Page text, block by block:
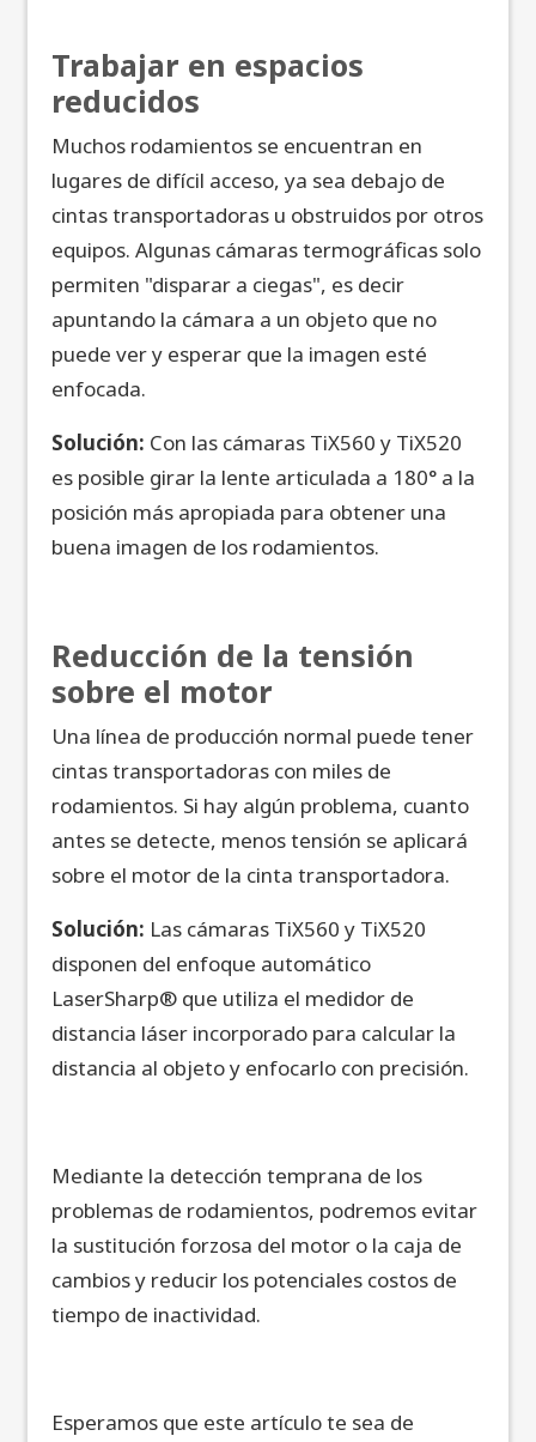
Trabajar en espacios
reducidos
Muchos rodamientos se encuentran en
lugares de difícil acceso, ya sea debajo de
cintas transportadoras u obstruidos por otros
equipos. Algunas cámaras termográficas solo
permiten "disparar a ciegas", es decir
apuntando la cámara a un objeto que no
puede ver y esperar que la imagen esté
enfocada.
Solución: Con las cámaras TiX560 y TiX520
es posible girar la lente articulada a 180° a la
posición más apropiada para obtener una
buena imagen de los rodamientos.
Reducción de la tensión
sobre el motor
Una línea de producción normal puede tener
cintas transportadoras con miles de
rodamientos. Si hay algún problema, cuanto
antes se detecte, menos tensión se aplicará
sobre el motor de la cinta transportadora.
Solución: Las cámaras TiX560 y TiX520
disponen del enfoque automático
LaserSharp® que utiliza el medidor de
distancia láser incorporado para calcular la
distancia al objeto y enfocarlo con precisión.
Mediante la detección temprana de los
problemas de rodamientos, podremos evitar
la sustitución forzosa del motor o la caja de
cambios y reducir los potenciales costos de
tiempo de inactividad.
Esperamos que este artículo te sea de